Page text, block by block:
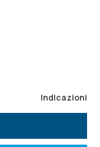
Indicazioni